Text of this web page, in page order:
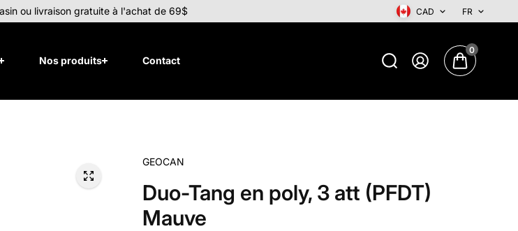
ou livraison gratuite à l'achat de 69$ CAD FR
Nos produits Contact
0
GEOCAN
Duo-Tang en poly, 3 att (PFDT)
Mauve